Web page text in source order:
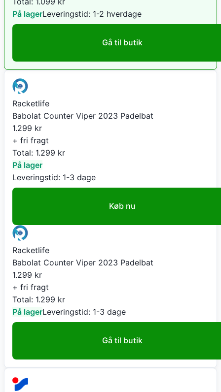
På lagerLeveringstid: 1-2 hverdage
Gå til butik
Racketlife
Babolat Counter Viper 2023 Padelbat
1.299 kr
+ fri fragt
Total: 1.299 kr
På lager
Leveringstid: 1-3 dage
Køb nu
Racketlife
Babolat Counter Viper 2023 Padelbat
1.299 kr
+ fri fragt
Total: 1.299 kr
På lagerLeveringstid: 1-3 dage
Gå til butik